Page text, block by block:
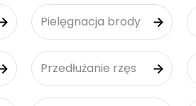
Pielęgnacja brody
Przedłużanie rzęs